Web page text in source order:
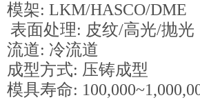
模架: LKM/HASCO/DME
表面处理: 皮纹/高光/抛光
流道: 冷流道
成型方式: 压铸成型
模具寿命: